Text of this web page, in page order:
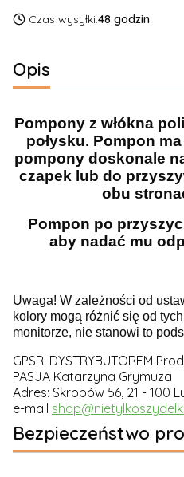
Czas wysyłki:48 godzin
Opis
Pompony z włókna
połysku. Pompon
pompony doskonale
czapek lub do
obu
Pompon po
aby nadać mu
Uwaga! W zależności od
kolory mogą różnić się od
monitorze, nie stanowi to
GPSR: DYSTRYBUTOREM
PASJA Katarzyna Grymuza
Adres: Skrobów 56, 21 - 100
e-mail
Bezpieczeństwo